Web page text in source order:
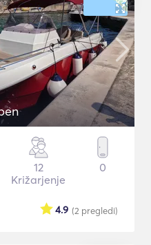
12
Križarjenje
0
(2 pregledi)
4.9